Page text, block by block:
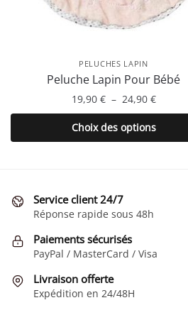
PELUCHES LAPIN
Peluche Lapin Pour Bébé
19,90 € – 24,90 €Plage
de
prix :
19,90
Choix des options
Ce
produit
Les
peuvent
être
choisies
sur
Service client 24/7
Réponse rapide sous 48h
Paiements sécurisés
PayPal / MasterCard / Visa
Livraison offerte
Expédition en 24/48H